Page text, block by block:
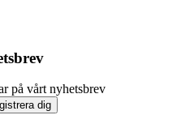
på vårt nyhetsbrev
dig